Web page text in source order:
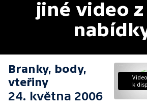
jiné video z
Branky, body,
vteřiny
24. května 2006
k